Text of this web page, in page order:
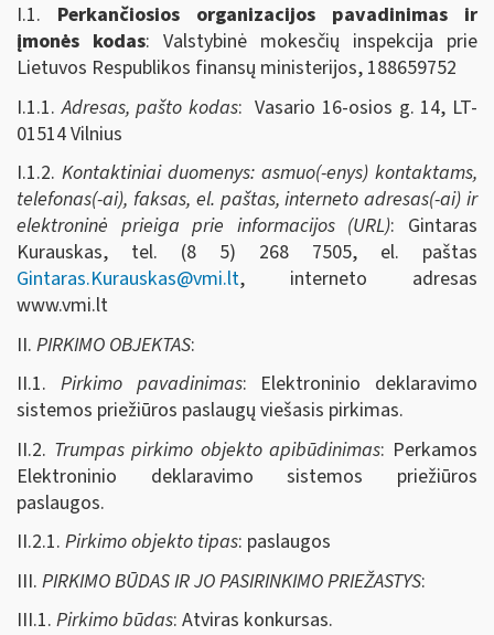
I.1. Perkančiosios organizacijos pavadinimas ir
įmonės kodas: Valstybinė mokesčių inspekcija prie
Lietuvos Respublikos finansų ministerijos, 188659752
I.1.1.Adresas, pašto kodas: Vasario 16-osios g. 14, LT-
01514 Vilnius
I.1.2. Kontaktiniai duomenys: asmuo(-enys) kontaktams,
telefonas(-ai), faksas, el. paštas, interneto adresas(-ai) ir
elektroninė prieiga prie informacijos (URL): Gintaras
Kurauskas, tel. (8 5) 268 7505, el. paštas
Gintaras.Kurauskas@vmi.lt, interneto adresas
www.vmi.lt
II. PIRKIMO OBJEKTAS:
II.1. Pirkimo pavadinimas: Elektroninio deklaravimo
sistemos priežiūros paslaugų viešasis pirkimas.
II.2. Trumpas pirkimo objekto apibūdinimas: Perkamos
Elektroninio deklaravimo sistemos priežiūros
paslaugos.
II.2.1. Pirkimo objekto tipas: paslaugos
III. PIRKIMO BŪDAS IR JO PASIRINKIMO PRIEŽASTYS:
III.1. Pirkimo būdas: Atviras konkursas.